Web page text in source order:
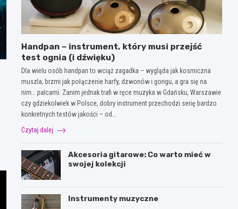
Handpan – instrument, który musi przejść
test ognia (i dźwięku)
Dla wielu osób handpan to wciąż zagadka – wygląda jak kosmiczna
muszla, brzmi jak połączenie harfy, dzwonów i gongu, a gra się na
nim… palcami. Zanim jednak trafi w ręce muzyka w Gdańsku, Warszawie
czy gdziekolwiek w Polsce, dobry instrument przechodzi serię bardzo
konkretnych testów jakości – od…
Czytaj dalej
Akcesoria gitarowe: Co warto mieć w
swojej kolekcji
Instrumenty muzyczne